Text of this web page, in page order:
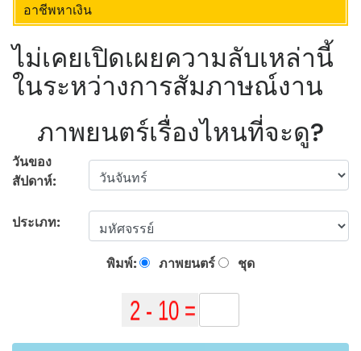
อาชีพหาเงิน
ไม่เคยเปิดเผยความลับเหล่านี้
ในระหว่างการสัมภาษณ์งาน
ภาพยนตร์เรื่องไหนที่จะดู?
วันของ
สัปดาห์:
ประเภท:
พิมพ์: ภาพยนตร์ ชุด